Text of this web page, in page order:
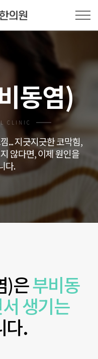
동염)
CLINIC
... 지긋지긋한 코막힘,
않다면, 이제 원인을
다.
)은부비동
생기는
다.